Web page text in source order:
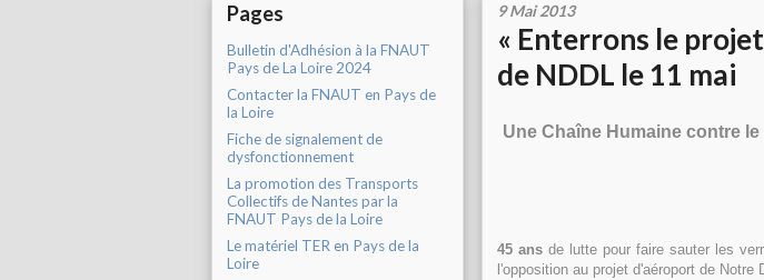
Pages
Bulletin d'Adhésion à la FNAUT
Pays de La Loire 2024
Contacter la FNAUT en Pays de
la Loire
Fiche de signalement de
dysfonctionnement
La promotion des Transports
Collectifs de Nantes par la
FNAUT Pays de la Loire
Le matériel TER en Pays de la
Loire
9 Mai 2013
« Enterrons le
de NDDL le 11 mai
Une Chaîne Humaine contre
45 ansde lutte pour faire sauter les
l'opposition au projet d'aéroport de Notre